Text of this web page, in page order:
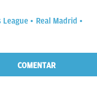
League
Real Madrid
COMENTAR